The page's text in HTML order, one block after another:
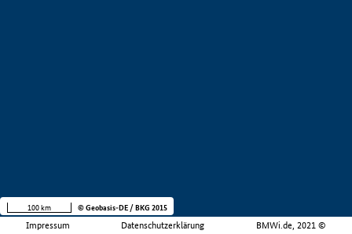
Impressum Datenschutzerklärung BMWi.de, 2021 ©
100 km © Geobasis-DE / BKG 2015